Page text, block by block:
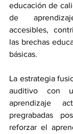
educación de
de
accesibles,
las brechas
básicas.
La estrategia
auditivo con
aprendizaje
pregrabadas
reforzar el